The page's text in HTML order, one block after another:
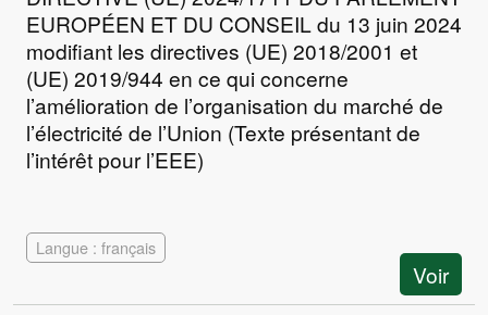
EUROPÉEN ET DU CONSEIL du 13 juin 2024
modifiant les directives (UE) 2018/2001 et
(UE) 2019/944 en ce qui concerne
l’amélioration de l’organisation du marché de
l’électricité de l’Union (Texte présentant de
l’intérêt pour l’EEE)
Langue : français
Voir